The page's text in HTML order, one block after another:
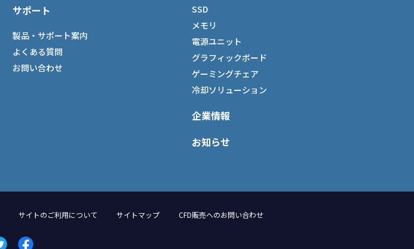
サポート
製品・サポート案内
よくある質問
お問い合わせ
SSD
メモリ
電源ユニット
グラフィックボード
ゲーミングチェア
冷却ソリューション
企業情報
お知らせ
サイトのご利用について サイトマップ CFD販売へのお問い合わせ